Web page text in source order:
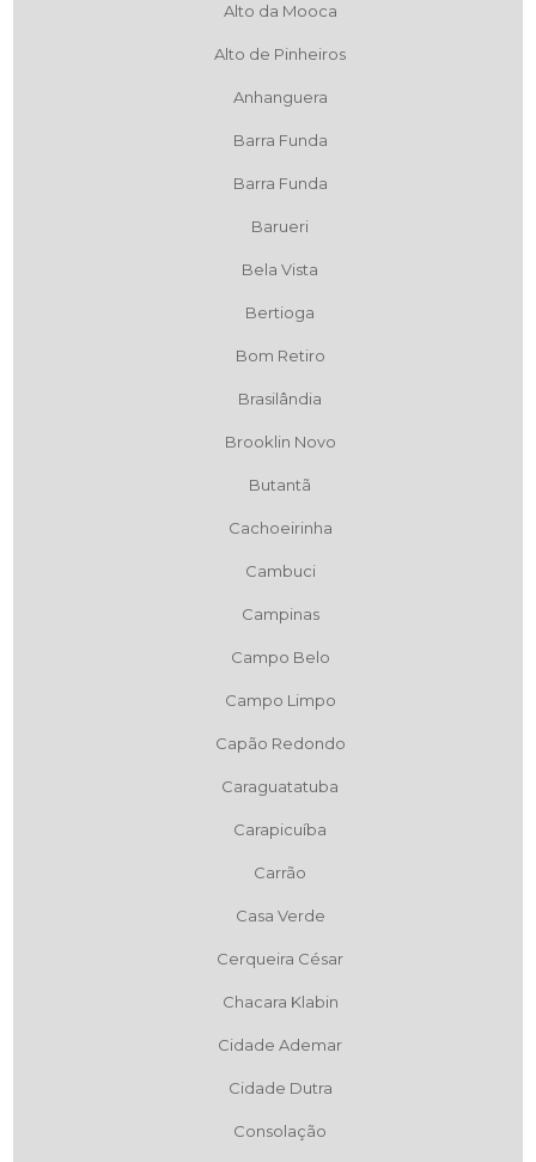
Alto da Mooca
Alto de Pinheiros
Anhanguera
Barra Funda
Barra Funda
Barueri
Bela Vista
Bertioga
Bom Retiro
Brasilândia
Brooklin Novo
Butantã
Cachoeirinha
Cambuci
Campinas
Campo Belo
Campo Limpo
Capão Redondo
Caraguatatuba
Carapicuíba
Carrão
Casa Verde
Cerqueira César
Chacara Klabin
Cidade Ademar
Cidade Dutra
Consolação